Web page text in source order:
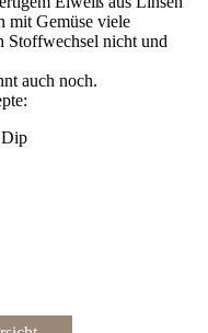
mit Gemüse viele
Stoffwechsel nicht und
auch noch.
Dip